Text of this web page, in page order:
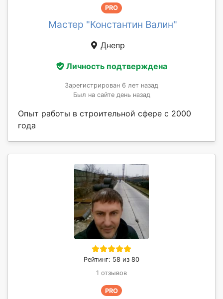
PRO
Мастер "Константин Валин"
Днепр
Личность подтверждена
Зарегистрирован 6 лет назад
Был на сайте день назад
Опыт работы в строительной сфере с 2000
года
Рейтинг: 58 из 80
1 отзывов
PRO